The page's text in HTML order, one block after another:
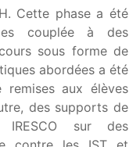
Cette phase a été
couplée à des
sous forme de
abordées a été
aux élèves
des supports de
IRESCO sur des